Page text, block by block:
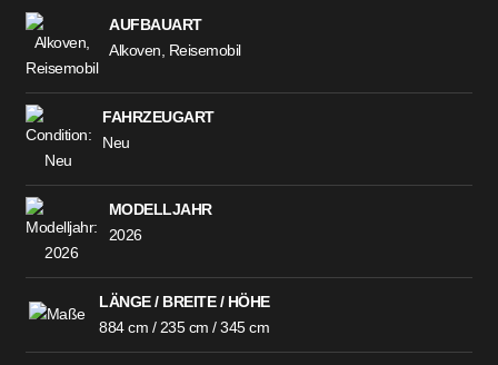
AUFBAUART
Alkoven, Reisemobil
FAHRZEUGART
Neu
MODELLJAHR
2026
LÄNGE / BREITE / HÖHE
884 cm / 235 cm / 345 cm